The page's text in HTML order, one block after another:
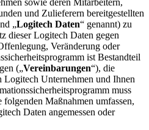
sowie deren Mitarbeitern,
und Zulieferern bereitgestellten
„Logitech Daten“ genannt) zu
dieser Logitech Daten gegen
Veränderung oder
ist Bestandteil
(„Vereinbarungen“), die
Logitech Unternehmen und Ihnen
muss
folgenden Maßnahmen umfassen,
Daten angemessen oder